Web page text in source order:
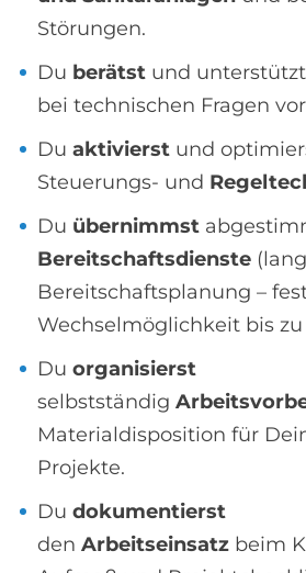
Störungen.
Du berätst und
bei technischen Fragen
Du aktivierst und
Steuerungs- und
Du übernimmst
Bereitschaftsdienste
Bereitschaftsplanung –
Wechselmöglichkeit bis zu
Du organisierst
selbstständig
Materialdisposition für
Projekte.
Du dokumentierst
den Arbeitseinsatz beim